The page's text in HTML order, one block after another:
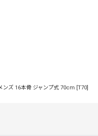
ンズ 16本骨 ジャンプ式 70cm [T70]